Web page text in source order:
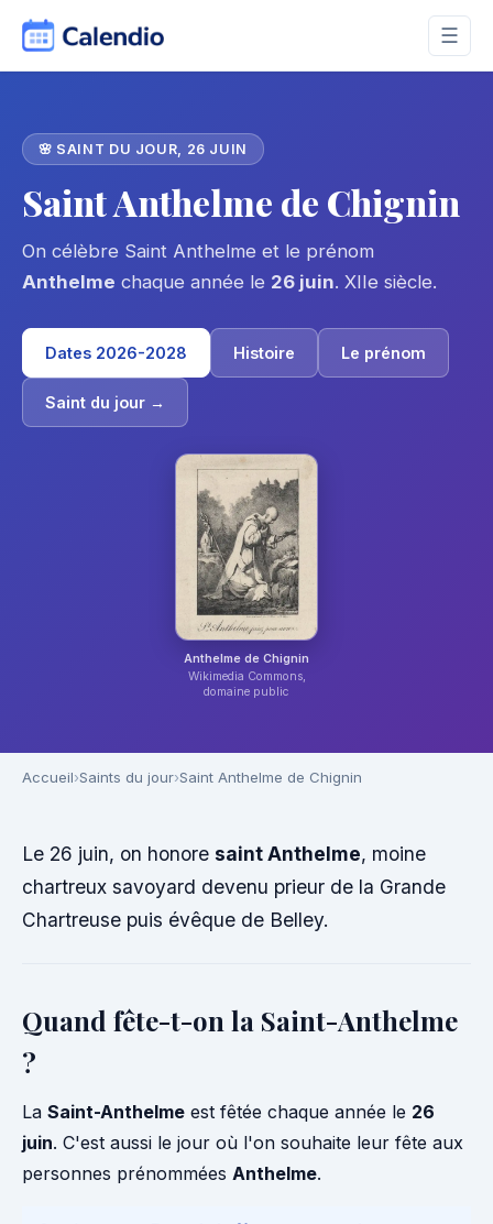
☰
🌸 SAINT DU JOUR, 26 JUIN
Saint Anthelme de Chignin
On célèbre Saint Anthelme et le prénom
Anthelme chaque année le 26 juin. XIIe siècle.
Dates 2026-2028 Histoire Le prénom
Saint du jour →
Anthelme de Chignin
Wikimedia Commons,
domaine public
Accueil Saints du jour Saint Anthelme de Chignin
Le 26 juin, on honore saint Anthelme, moine
chartreux savoyard devenu prieur de la Grande
Chartreuse puis évêque de Belley.
Quand fête-t-on la Saint-Anthelme
?
La Saint-Anthelme est fêtée chaque année le 26
juin. C'est aussi le jour où l'on souhaite leur fête aux
personnes prénommées Anthelme.